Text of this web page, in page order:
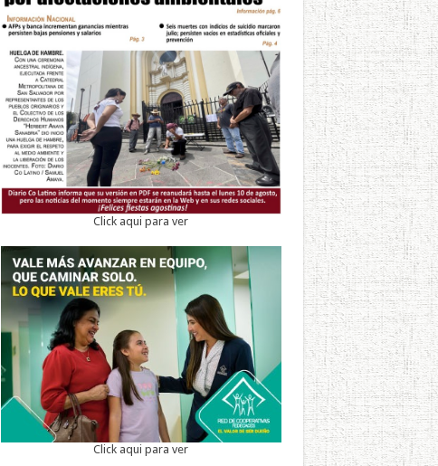
Click aqui para ver
Click aqui para ver